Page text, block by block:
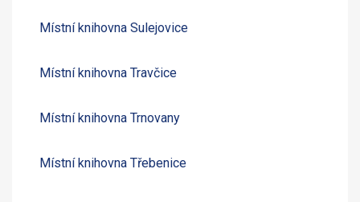
Místní knihovna Sulejovice
Místní knihovna Travčice
Místní knihovna Trnovany
Místní knihovna Třebenice